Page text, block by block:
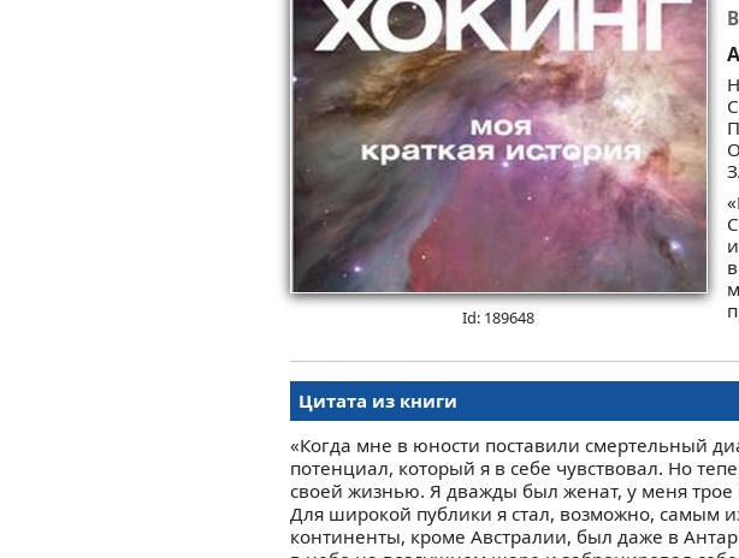
Id: 189648
Цитата из книги
«Когда мне в юности поставили смертельный
потенциал, который я в себе чувствовал. Но
своей жизнью. Я дважды был женат, у меня трое
Для широкой публики я стал, возможно, самым
континенты, кроме Австралии, был даже в